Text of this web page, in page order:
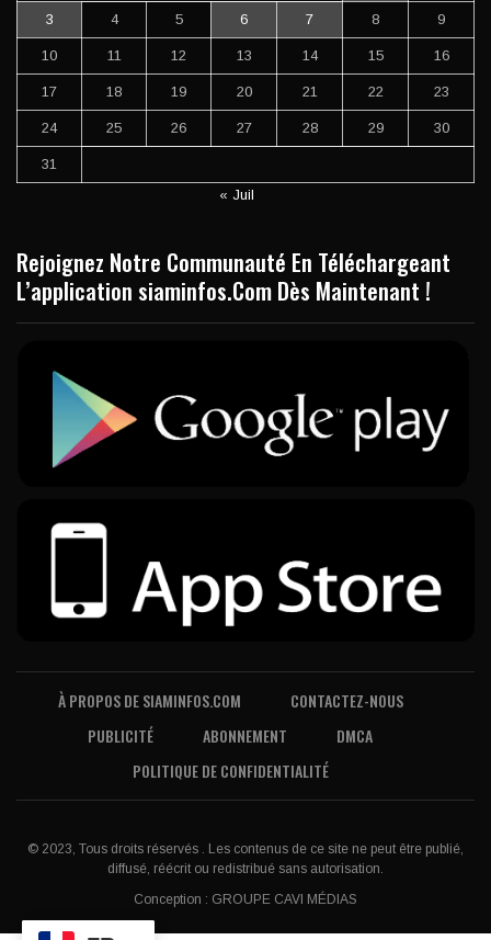
3 4 5 6 7 8 9
10 11 12 13 14 15 16
17 18 19 20 21 22 23
24 25 26 27 28 29 30
31
« Juil
Rejoignez Notre Communauté En Téléchargeant
L’application siaminfos.Com Dès Maintenant !
À PROPOS DE SIAMINFOS.COM
CONTACTEZ-NOUS
PUBLICITÉ
ABONNEMENT
DMCA
POLITIQUE DE CONFIDENTIALITÉ
© 2023, Tous droits réservés . Les contenus de ce site ne peut être publié,
diffusé, réécrit ou redistribué sans autorisation.
Conception : GROUPE CAVI MÉDIAS